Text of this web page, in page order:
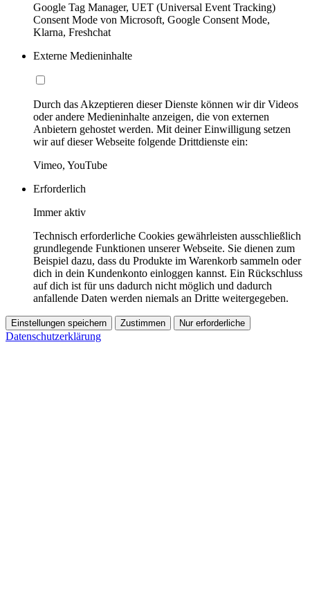
Google Tag Manager, UET (Universal Event Tracking)
Consent Mode von Microsoft, Google Consent Mode,
Klarna, Freshchat
Externe Medieninhalte
Durch das Akzeptieren dieser Dienste können wir dir Videos
oder andere Medieninhalte anzeigen, die von externen
Anbietern gehostet werden. Mit deiner Einwilligung setzen
wir auf dieser Webseite folgende Drittdienste ein:
Vimeo, YouTube
Erforderlich
Immer aktiv
Technisch erforderliche Cookies gewährleisten ausschließlich
grundlegende Funktionen unserer Webseite. Sie dienen zum
Beispiel dazu, dass du Produkte im Warenkorb sammeln oder
dich in dein Kundenkonto einloggen kannst. Ein Rückschluss
auf dich ist für uns dadurch nicht möglich und dadurch
anfallende Daten werden niemals an Dritte weitergegeben.
Einstellungen speichern Zustimmen Nur erforderliche
Datenschutzerklärung